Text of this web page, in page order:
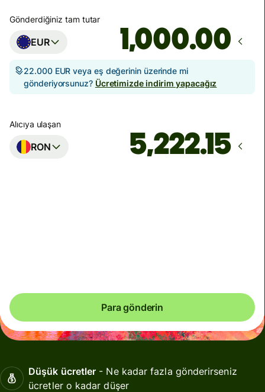
Gönderdiğiniz tam tutar
EUR .00
22.000 EUR veya eş değerinin üzerinde mi
gönderiyorsunuz? Ücretimizde indirim yapacağız
Alıcıya ulaşan
RON
Para gönderin
Düşük ücretler - Ne kadar fazla gönderirseniz
ücretler o kadar düşer